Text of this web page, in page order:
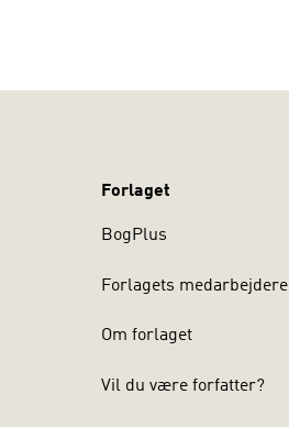
Forlaget
BogPlus
Forlagets medarbejdere
Om forlaget
Vil du være forfatter?